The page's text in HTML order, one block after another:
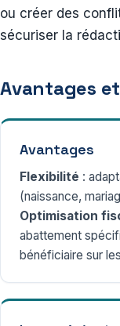
ou créer des
sécuriser la
Avantages
Avantages
Flexibilité :
(naissance,
Optimisation
abattement
bénéficiaire sur